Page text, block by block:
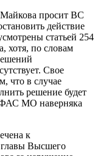
просит ВС
действие
статьей 254
хотя, по словам
Свое
что в случае
решение будет
ФАС МО наверняка
к
главы Высшего